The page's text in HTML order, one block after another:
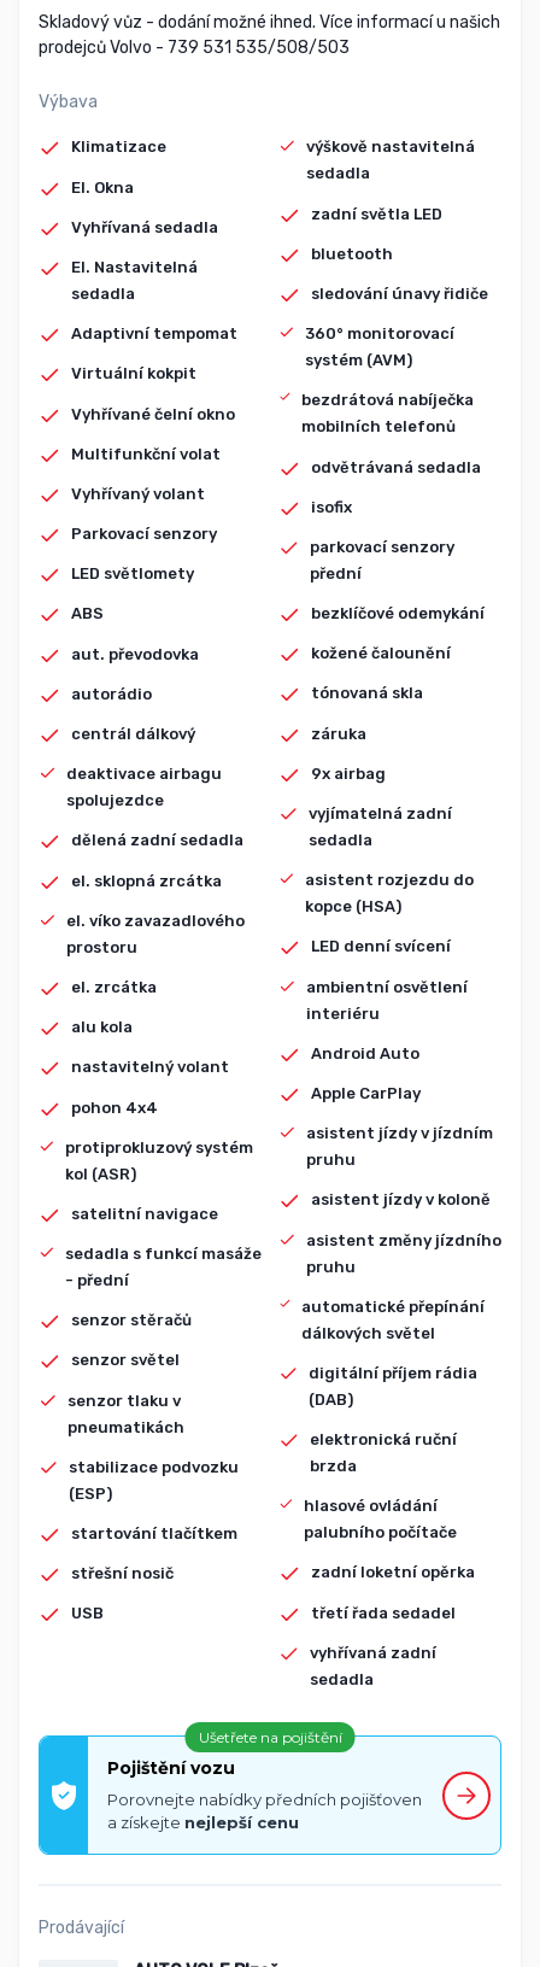
Skladový vůz - dodání možné ihned. Více informací u našich
prodejců Volvo - 739 531 535/508/503
Výbava
Klimatizace
El. Okna
Vyhřívaná sedadla
El. Nastavitelná
sedadla
Adaptivní tempomat
Virtuální kokpit
Vyhřívané čelní okno
Multifunkční volat
Vyhřívaný volant
Parkovací senzory
LED světlomety
ABS
aut. převodovka
autorádio
centrál dálkový
deaktivace airbagu
spolujezdce
dělená zadní sedadla
el. sklopná zrcátka
el. víko zavazadlového
prostoru
el. zrcátka
alu kola
nastavitelný volant
pohon 4x4
protiprokluzový systém
kol (ASR)
satelitní navigace
sedadla s funkcí masáže
- přední
senzor stěračů
senzor světel
senzor tlaku v
pneumatikách
stabilizace podvozku
(ESP)
startování tlačítkem
střešní nosič
USB
výškově nastavitelná
sedadla
zadní světla LED
bluetooth
sledování únavy řidiče
360° monitorovací
systém (AVM)
bezdrátová nabíječka
mobilních telefonů
odvětrávaná sedadla
isofix
parkovací senzory
přední
bezklíčové odemykání
kožené čalounění
tónovaná skla
záruka
9x airbag
vyjímatelná zadní
sedadla
asistent rozjezdu do
kopce (HSA)
LED denní svícení
ambientní osvětlení
interiéru
Android Auto
Apple CarPlay
asistent jízdy v jízdním
pruhu
asistent jízdy v koloně
asistent změny jízdního
pruhu
automatické přepínání
dálkových světel
digitální příjem rádia
(DAB)
elektronická ruční
brzda
hlasové ovládání
palubního počítače
zadní loketní opěrka
třetí řada sedadel
vyhřívaná zadní
sedadla
Ušetřete na pojištění
Pojištění vozu
Porovnejte nabídky předních pojišťoven
a získejte nejlepší cenu
Prodávající